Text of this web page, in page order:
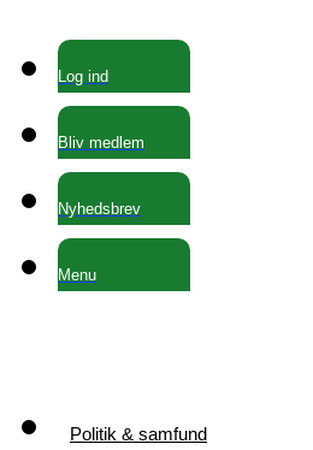
Log ind
Bliv medlem
Nyhedsbrev
Menu
Politik & samfund